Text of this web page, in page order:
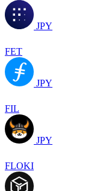
JPY
FET
JPY
FIL
JPY
FLOKI